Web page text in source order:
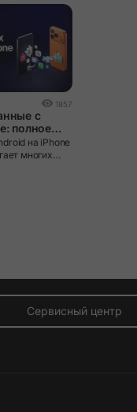
1857
с
полное
на iPhone
многих
Сервисный центр